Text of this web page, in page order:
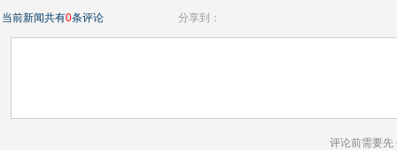
当前新闻共有0条评论 分享到：
评论前需要先